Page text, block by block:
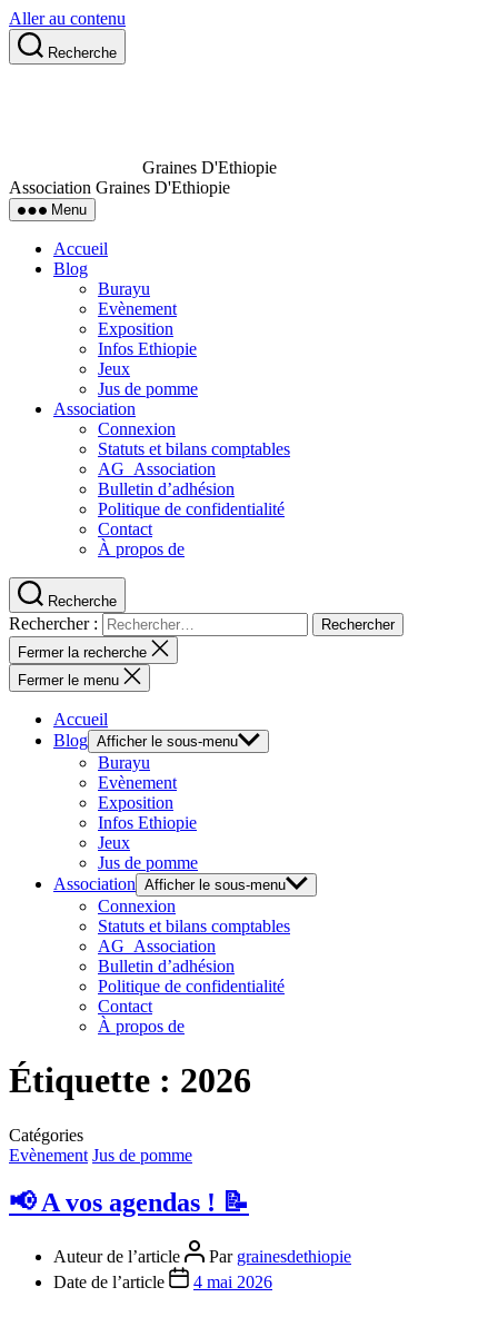
Aller au contenu
Recherche
Graines D'Ethiopie
Association Graines D'Ethiopie
Menu
Accueil
Blog
Burayu
Evènement
Exposition
Infos Ethiopie
Jeux
Jus de pomme
Association
Connexion
Statuts et bilans comptables
AG_Association
Bulletin d’adhésion
Politique de confidentialité
Contact
À propos de
Recherche
Rechercher :
Fermer la recherche
Fermer le menu
Accueil
Blog Afficher le sous-menu
Burayu
Evènement
Exposition
Infos Ethiopie
Jeux
Jus de pomme
Association Afficher le sous-menu
Connexion
Statuts et bilans comptables
AG_Association
Bulletin d’adhésion
Politique de confidentialité
Contact
À propos de
Étiquette : 2026
Catégories
Evènement Jus de pomme
📢 A vos agendas ! 📝
Auteur de l’article Par grainesdethiopie
Date de l’article
4 mai 2026